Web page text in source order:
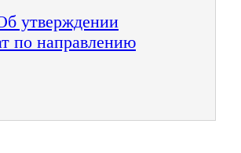
утверждении
по направлению